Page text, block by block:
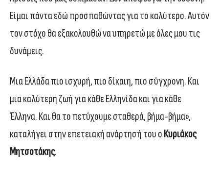
Είμαι πάντα εδώ προσπαθώντας για το καλύτερο. Αυτόν
τον στόχο θα εξακολουθώ να υπηρετώ με όλες μου τις
δυνάμεις.
Μια Ελλάδα πιο ισχυρή, πιο δίκαιη, πιο σύγχρονη. Και
μια καλύτερη ζωή για κάθε Ελληνίδα και για κάθε
Έλληνα. Και θα το πετύχουμε σταθερά, βήμα-βήμα»,
καταλήγει στην επετειακή ανάρτησή του ο Κυριάκος
Μητσοτάκης.